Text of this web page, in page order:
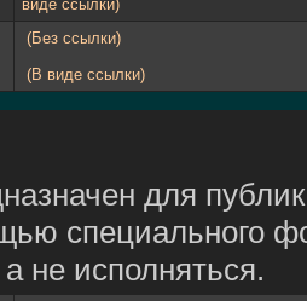
виде ссылки)
(Без ссылки)
(В виде ссылки)
для
специального
не исполняться.